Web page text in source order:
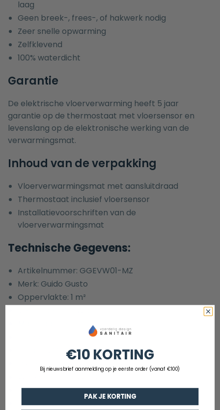
laag
Geen breek-, frees-, of hakwerk nodig
Zeer snelle opwarming
Zelfklevend
100% waterdicht
Garantie
De elektrische vloerverwarming heeft 5 jaar
garantie op de thermostaat met vloersensor en
levenslang op de elektronische werking van de
verwarmingsmat.
Inhoud van de verpakking
Vloerverwarmingsmat met aansluitdraad
Thermostaat inclusief vloersensor
Installatievoorschriften van de
vloerverwarmingsmat
Technische Gegevens:
Artikelnummer: GGEVW01-MZ
Merk: Guido Gusto
Oppervlakte: 1 m²
Materiaal: Teflon/ PFTE
Lengte: 200 cm
Kleur thermostaat: Mat zwart
Inclusief thermostaat: Ja
€10 KORTING
Bij nieuwsbrief aanmelding op je eerste order (vanaf €100)
PAK JE KORTING